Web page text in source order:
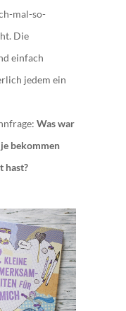
mal-so-
Die
einfach
jedem ein
Was war
bekommen
hast?